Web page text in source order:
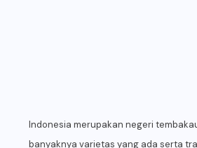
Indonesia merupakan negeri
banyaknya varietas yang ada serta